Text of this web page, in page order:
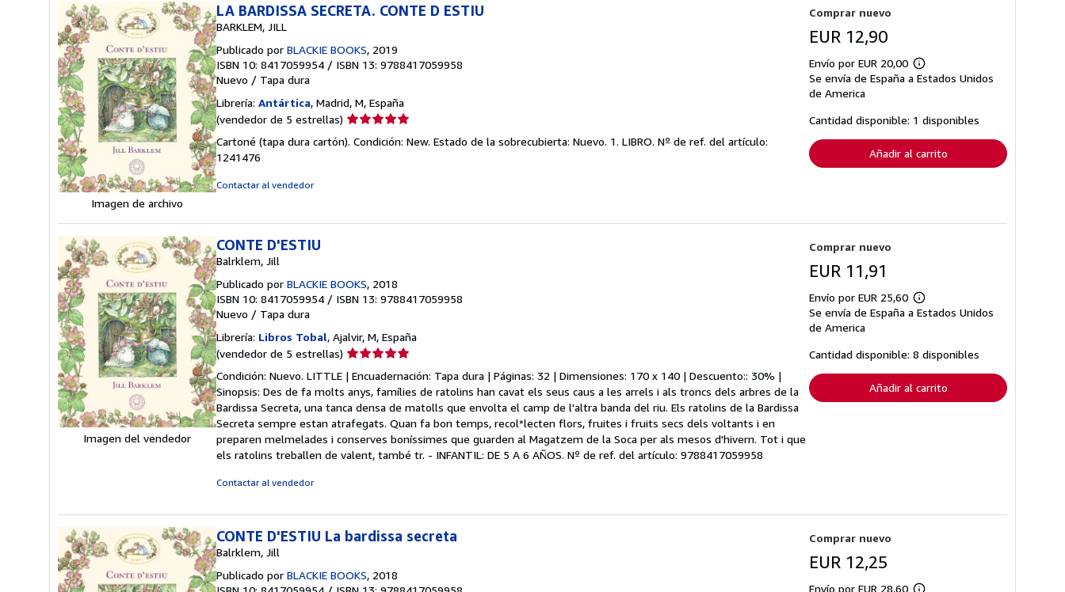
Imagen de archivo
LA BARDISSA SECRETA. CONTE D ESTIU
BARKLEM, JILL
Publicado por BLACKIE BOOKS, 2019
ISBN 10: 8417059954 / ISBN 13: 9788417059958
Nuevo / Tapa dura
Librería: Antártica, Madrid, M, España
(vendedor de 5 estrellas) Calificación
vendedor:
Cartoné (tapa dura cartón). Condición: New. Estado de la sobrecubierta: Nuevo. 1. LIBRO. Nº de ref. del artículo:
1241476
Contactar al vendedor
Comprar nuevo
EUR 12,90
Envío por EUR 20,00
Más
información
tarifas
de
envío
Se envía de España a Estados Unidos
de America
Cantidad disponible: 1 disponibles
Añadir al carrito
Imagen del vendedor
CONTE D'ESTIU
Balrklem, Jill
Publicado por BLACKIE BOOKS, 2018
ISBN 10: 8417059954 / ISBN 13: 9788417059958
Nuevo / Tapa dura
Librería: Libros Tobal, Ajalvir, M, España
(vendedor de 5 estrellas) Calificación
vendedor:
5
de
5
estrellas
Condición: Nuevo. LITTLE | Encuadernación: Tapa dura | Páginas: 32 | Dimensiones: 170 x 140 | Descuento:: 30% |
Sinopsis: Des de fa molts anys, famílies de ratolins han cavat els seus caus a les arrels i als troncs dels arbres de la
Bardissa Secreta, una tanca densa de matolls que envolta el camp de l'altra banda del riu. Els ratolins de la Bardissa
Secreta sempre estan atrafegats. Quan fa bon temps, recol*lecten flors, fruites i fruits secs dels voltants i en
preparen melmelades i conserves boníssimes que guarden al Magatzem de la Soca per als mesos d'hivern. Tot i que
els ratolins treballen de valent, també tr. - INFANTIL: DE 5 A 6 AÑOS. Nº de ref. del artículo: 9788417059958
Contactar al vendedor
Comprar nuevo
EUR 11,91
Envío por EUR 25,60
Más
información
tarifas
de
envío
Se envía de España a Estados Unidos
de America
Cantidad disponible: 8 disponibles
Añadir al carrito
CONTE D'ESTIU La bardissa secreta
Balrklem, Jill
Publicado por BLACKIE BOOKS, 2018
Comprar nuevo
EUR 12,25
Envío por EUR 28,60